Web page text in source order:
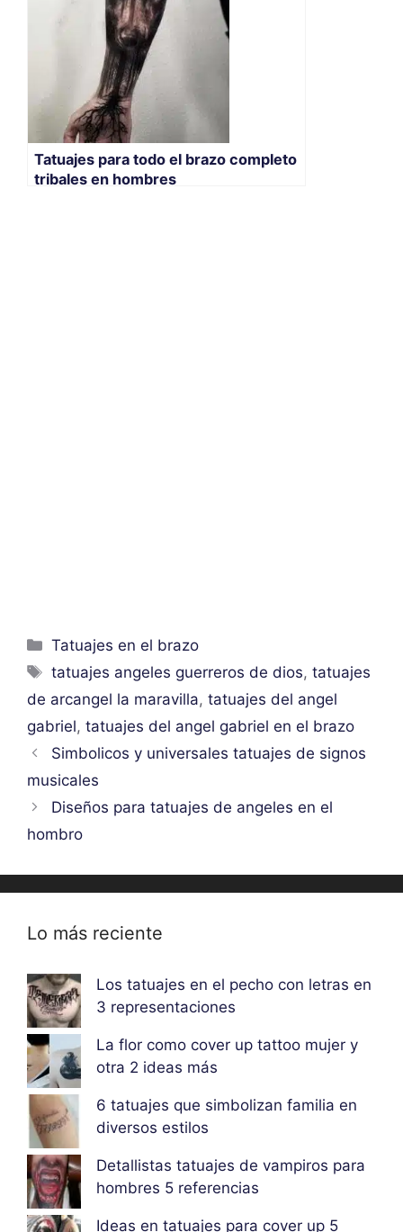
Tatuajes para todo el brazo completo
tribales en hombres
Categorías
Tatuajes en el brazo
Etiquetas
tatuajes angeles guerreros de dios,tatuajes
de arcangel la maravilla, tatuajes del angel
gabriel, tatuajes del angel gabriel en el brazo
Simbolicos y universales tatuajes de signos
musicales
Diseños para tatuajes de angeles en el
hombro
Lo más reciente
Los tatuajes en el pecho con letras en
3 representaciones
La flor como cover up tattoo mujer y
otra 2 ideas más
6 tatuajes que simbolizan familia en
diversos estilos
Detallistas tatuajes de vampiros para
hombres 5 referencias
Ideas en tatuajes para cover up 5